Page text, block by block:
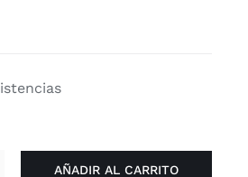
AÑADIR AL CARRITO